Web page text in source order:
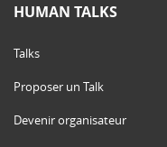
HUMAN TALKS
Talks
Proposer un Talk
Devenir organisateur